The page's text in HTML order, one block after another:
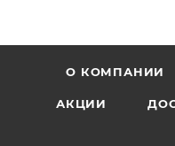
О КОМПАНИИ
АКЦИИ